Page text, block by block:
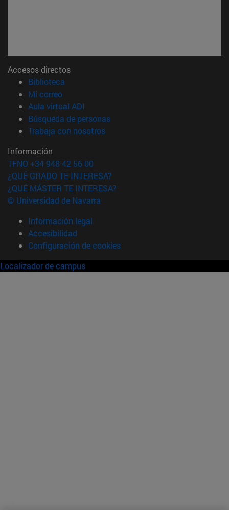
Accesos directos
Biblioteca
Mi correo(abre en nueva ventana)
Aula virtual ADI
Búsqueda de personas(abre en nueva ventana)
Trabaja con nosotros(abre en nueva ventana)
Información
TFNO +34 948 42 56 00
¿QUÉ GRADO TE INTERESA?
¿QUÉ MÁSTER TE INTERESA?
© Universidad de Navarra
Información legal
Accesibilidad
Configuración de cookies
Localizador de campus